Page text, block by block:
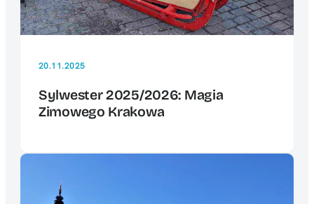
20.11.2025
Sylwester 2025/2026: Magia
Zimowego Krakowa